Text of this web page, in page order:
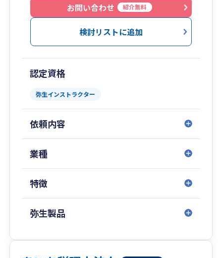
◆コンピュータ導入支援・指導
◆各種セミナーの企画・運営
お問い合わせ
紹介無料
検討リストに追加
認定資格
弥生インストラクター
依頼内容
業種
特徴
弥生製品